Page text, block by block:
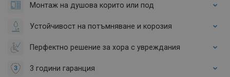
Монтаж на душова корито или под
Устойчивост на потъмняване и корозия
Перфектно решение за хора с увреждания
3 години гаранция